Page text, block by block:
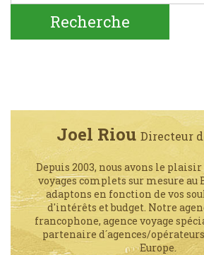
Joel Riou Directeur
Depuis 2003, nous avons le
voyages complets sur mesure au
adaptons en fonction de vos
d'intérêts et budget. Notre
francophone, agence voyage
partenaire d´agences/
Europe.